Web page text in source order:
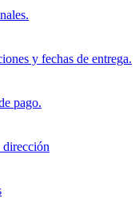
y fechas de entrega.
pago.
dirección